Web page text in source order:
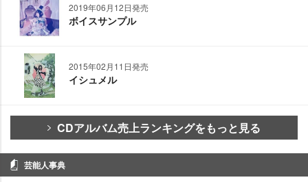
2019年06月12日発売
ボイスサンプル
2015年02月11日発売
イシュメル
CDアルバム売上ランキングをもっと見る
芸能人事典